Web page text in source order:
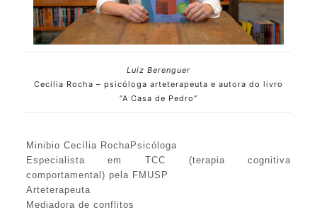
Luiz Berenguer
Cecília Rocha – psicóloga arteterapeuta e autora do livro
“A Casa de Pedro”
Minibio Cecília RochaPsicóloga
Especialista em TCC (terapia cognitiva
comportamental) pela FMUSP
Arteterapeuta
Mediadora de conflitos